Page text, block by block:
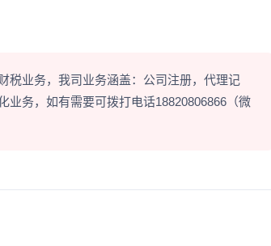
税业务，我司业务涵盖：公司注册，代理记
业务，如有需要可拨打电话18820806866（微